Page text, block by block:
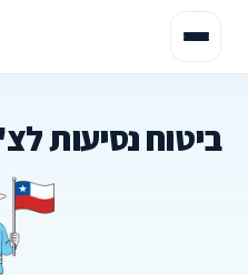
ביטוח נסיעות